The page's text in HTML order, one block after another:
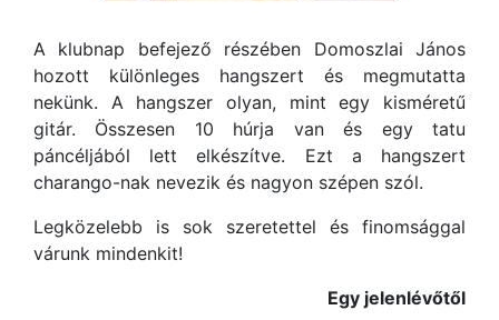
A klubnap befejező részében Domoszlai János
hozott különleges hangszert és megmutatta
nekünk. A hangszer olyan, mint egy kisméretű
gitár. Összesen 10 húrja van és egy tatu
páncéljából lett elkészítve. Ezt a hangszert
charango-nak nevezik és nagyon szépen szól.
Legközelebb is sok szeretettel és finomsággal
várunk mindenkit!
Egy jelenlévőtől